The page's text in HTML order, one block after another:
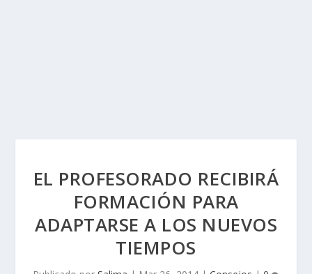
EL PROFESORADO RECIBIRÁ
FORMACIÓN PARA
ADAPTARSE A LOS NUEVOS
TIEMPOS